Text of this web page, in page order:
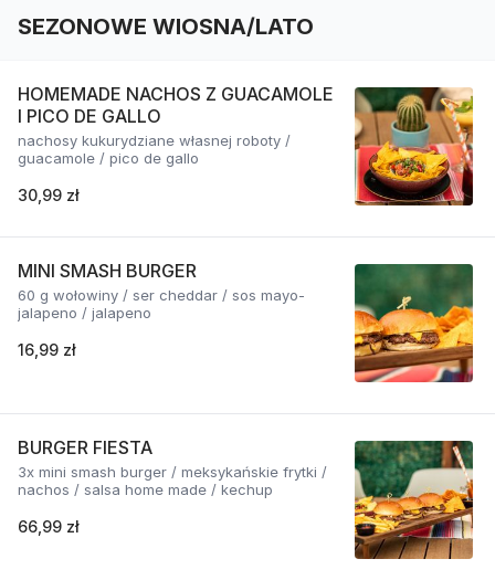
SEZONOWE WIOSNA/LATO
HOMEMADE NACHOS Z GUACAMOLE
I PICO DE GALLO
nachosy kukurydziane własnej roboty /
guacamole / pico de gallo
30,99 zł
MINI SMASH BURGER
60 g wołowiny / ser cheddar / sos mayo-
jalapeno / jalapeno
16,99 zł
BURGER FIESTA
3x mini smash burger / meksykańskie frytki /
nachos / salsa home made / kechup
66,99 zł